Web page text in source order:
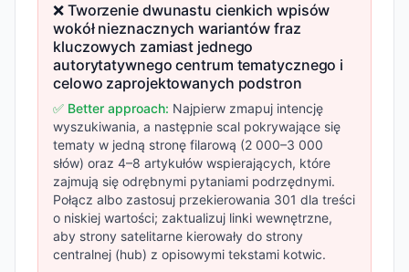
❌ Tworzenie dwunastu cienkich wpisów
wokół nieznacznych wariantów fraz
kluczowych zamiast jednego
autorytatywnego centrum tematycznego i
celowo zaprojektowanych podstron
✅ Better approach: Najpierw zmapuj intencję
wyszukiwania, a następnie scal pokrywające się
tematy w jedną stronę filarową (2 000–3 000
słów) oraz 4–8 artykułów wspierających, które
zajmują się odrębnymi pytaniami podrzędnymi.
Połącz albo zastosuj przekierowania 301 dla treści
o niskiej wartości; zaktualizuj linki wewnętrzne,
aby strony satelitarne kierowały do strony
centralnej (hub) z opisowymi tekstami kotwic.